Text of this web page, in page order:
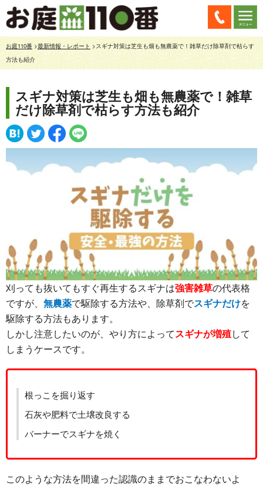
お庭110番>最新情報・レポート >スギナ対策は芝生も畑も無農薬で！雑草だけ除草剤で枯らす
方法も紹介
スギナ対策は芝生も畑も無農薬で！雑草
だけ除草剤で枯らす方法も紹介
刈っても抜いてもすぐ再生するスギナは強害雑草の代表格
ですが、 無農薬で駆除する方法や、除草剤でスギナだけを
駆除する方法もあります。
しかし注意したいのが、やり方によってスギナが増殖して
しまうケースです。
根っこを掘り返す
石灰や肥料で土壌改良する
バーナーでスギナを焼く
このような方法を間違った認識のままでおこなわないよ